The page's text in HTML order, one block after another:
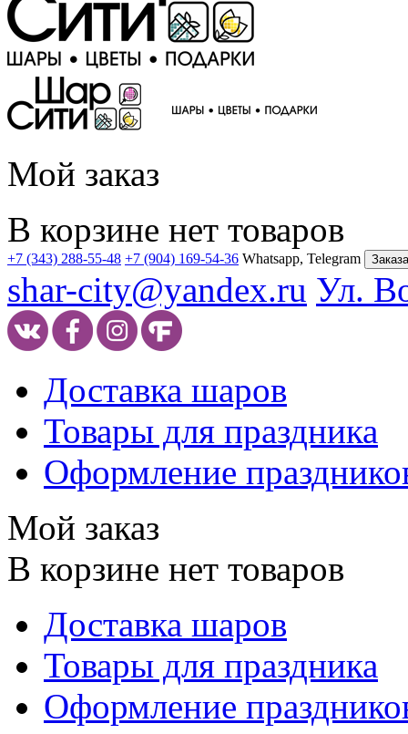
Мой заказ
В корзине нет товаров
+7 (343) 288-55-48 +7 (904) 169-54-36 Whatsapp, Telegram
shar-city@yandex.ru Ул.
Доставка шаров
Товары для праздника
Оформление
Мой заказ
В корзине нет товаров
Доставка шаров
Товары для праздника
Оформление